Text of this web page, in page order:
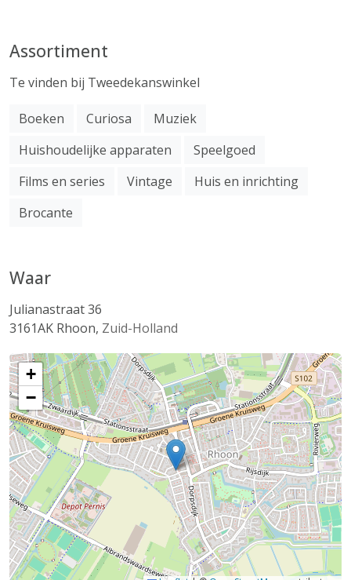
Assortiment
Te vinden bij Tweedekanswinkel
Boeken Curiosa
Muziek
Huishoudelijke apparaten
Speelgoed
Films en series
Vintage
Huis en inrichting
Brocante
Waar
Julianastraat 36
3161AK Rhoon, Zuid-Holland
+
−